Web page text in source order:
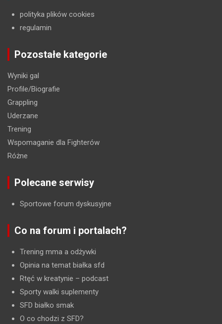
polityka plików cookies
regulamin
Pozostałe kategorie
Wyniki gal
Profile/Biografie
Grappling
Uderzane
Trening
Wspomaganie dla Fighterów
Różne
Polecane serwisy
Sportowe forum dyskusyjne
Co na forum i portalach?
Trening mma a odżywki
Opinia na temat białka sfd
Rtęć w kreatynie – podcast
Sporty walki suplementy
SFD białko smak
O co chodzi z SFD?